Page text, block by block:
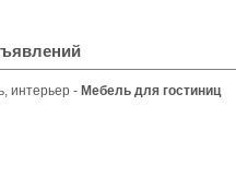
интерьер - Мебель для гостиниц